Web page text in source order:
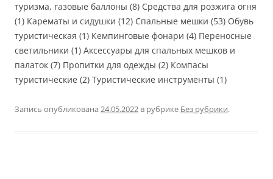
туризма, газовые баллоны (8) Средства для розжига огня
(1) Карематы и сидушки (12) Спальные мешки (53) Обувь
туристическая (1) Кемпинговые фонари (4) Переносные
светильники (1) Аксессуары для спальных мешков и
палаток (7) Пропитки для одежды (2) Компасы
туристические (2) Туристические инструменты (1)
Запись опубликована 24.05.2022 в рубрике Без рубрики.